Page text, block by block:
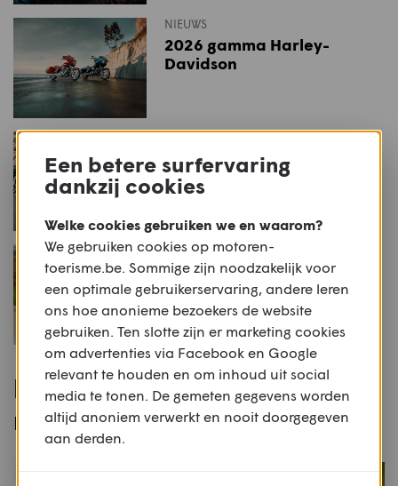
NIEUWS
2026 gamma Harley-
Davidson
Harley-Davidson vernieuwt
dertien modellen
NIEUWS
Eerste rij-indruk: Harley-
Davidson Limited
Populaire routes voor deze
motor
Een betere surfervaring
dankzij cookies
Welke cookies gebruiken we en waarom?
We gebruiken cookies op motoren-
toerisme.be. Sommige zijn noodzakelijk voor
een optimale gebruikerservaring, andere leren
ons hoe anonieme bezoekers de website
gebruiken. Ten slotte zijn er marketing cookies
om advertenties via Facebook en Google
relevant te houden en om inhoud uit social
media te tonen. De gemeten gegevens worden
altijd anoniem verwerkt en nooit doorgegeven
aan derden.